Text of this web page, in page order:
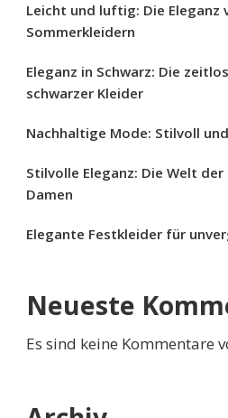
Leicht und luftig: Die Eleganz
Sommerkleidern
Eleganz in Schwarz: Die
schwarzer Kleider
Nachhaltige Mode: Stilvoll
Stilvolle Eleganz: Die Welt
Damen
Elegante Festkleider für
Neueste
Es sind keine Kommentare